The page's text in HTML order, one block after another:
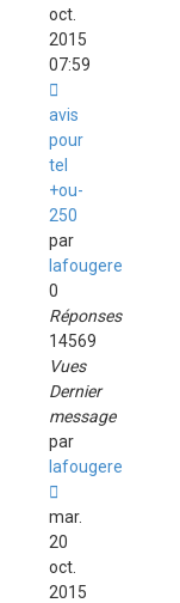
oct.
2015
07:59
avis
pour
tel
+ou-
250
par
lafougere
0
Réponses
14569
Vues
Dernier
message
par
lafougere
mar.
20
oct.
2015